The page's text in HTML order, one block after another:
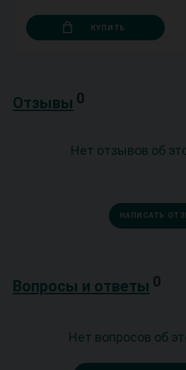
КУПИТЬ
Отзывы 0
Нет отзывов об
НАПИСАТЬ
Вопросы и ответы 0
Нет вопросов об